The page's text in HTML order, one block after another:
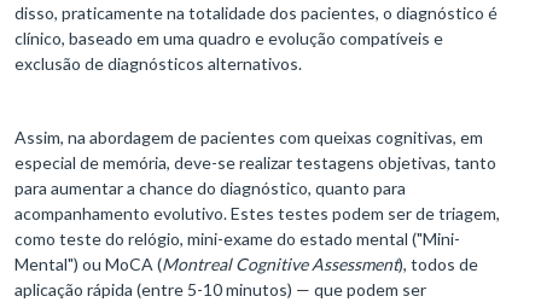
disso, praticamente na totalidade dos pacientes, o diagnóstico é
clínico, baseado em uma quadro e evolução compatíveis e
exclusão de diagnósticos alternativos.
Assim, na abordagem de pacientes com queixas cognitivas, em
especial de memória, deve-se realizar testagens objetivas, tanto
para aumentar a chance do diagnóstico, quanto para
acompanhamento evolutivo. Estes testes podem ser de triagem,
como teste do relógio, mini-exame do estado mental ("Mini-
Mental") ou MoCA (Montreal Cognitive Assessment), todos de
aplicação rápida (entre 5-10 minutos) — que podem ser